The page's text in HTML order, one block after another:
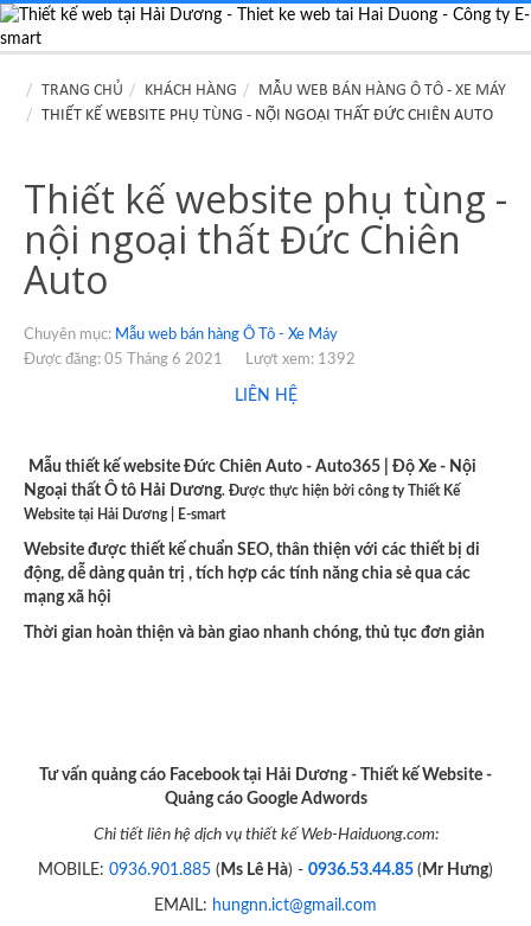
TRANG CHỦ KHÁCH HÀNG
MẪU WEB BÁN HÀNG Ô TÔ - XE MÁY
THIẾT KẾ WEBSITE PHỤ TÙNG - NỘI NGOẠI THẤT ĐỨC CHIÊN AUTO
Thiết kế website phụ tùng -
nội ngoại thất Đức Chiên
Auto
Chuyên mục: Mẫu web bán hàng Ô Tô - Xe Máy
Được đăng: 05 Tháng 6 2021
Lượt xem: 1392
LIÊN HỆ
Mẫu thiết kế website Đức Chiên Auto - Auto365 | Độ Xe - Nội
Ngoại thất Ô tô Hải Dương. Được thực hiện bởi công ty Thiết Kế
Website tại Hải Dương | E-smart
Website được thiết kế chuẩn SEO, thân thiện với các thiết bị di
động, dễ dàng quản trị , tích hợp các tính năng chia sẻ qua các
mạng xã hội
Thời gian hoàn thiện và bàn giao nhanh chóng, thủ tục đơn giản
Tư vấn quảng cáo Facebook tại Hải Dương - Thiết kế Website -
Quảng cáo Google Adwords
Chi tiết liên hệ dịch vụ thiết kế Web-Haiduong.com:
MOBILE: 0936.901.885 ( Ms Lê Hà) - 0936.53.44.85 ( Mr Hưng)
EMAIL: hungnn.ict@gmail.com